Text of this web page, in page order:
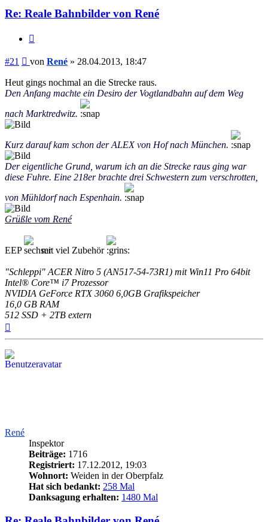
Re: Reale Bahnbilder von René
#21 Beitrag
von René » 28.04.2013, 18:47
Heut gings nochmal an die Strecke raus.
Den Anfang machte ein Desiro der Vogtlandbahn auf dem Weg
nach Marktredwitz.
Kurz darauf kam schon der ALEX von Hof nach München.
Der eigentliche Grund, warum ich an die Strecke raus ging war
diese Fuhre. Eine 218er brachte drei Schwestern zum verschrotten,
von Mühldorf nach Espenhain.
Grüßle vom René
EEP mit viel Zubehör
"Schleppi" ACER Nitro 5 (AN517-54-73R1) mit Win11 Pro 64bit
Intel® Core™ i7 Prozessor
NVIDIA GeForce RTX 3060 6,0GB Grafikspeicher
16,0 GB RAM
512 SSD + 2TB extern
René
Inspektor
Beiträge: 1716
Registriert: 17.12.2012, 19:03
Wohnort: Weiden in der Oberpfalz
Hat sich bedankt: 258 Mal
Danksagung erhalten: 1480 Mal